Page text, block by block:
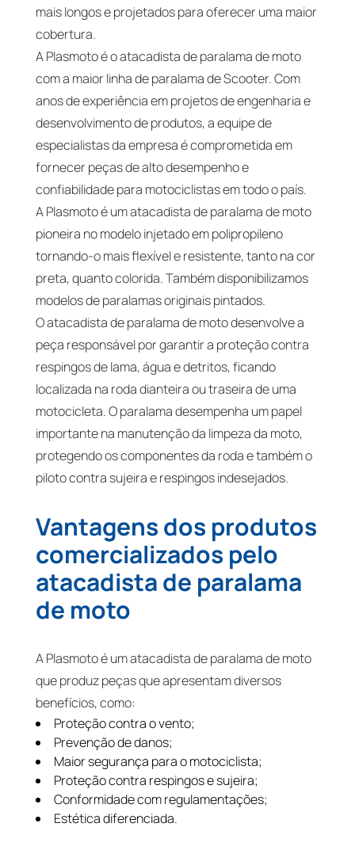
mais longos e projetados para oferecer uma maior
cobertura.
A Plasmoto é o atacadista de paralama de moto
com a maior linha de paralama de Scooter. Com
anos de experiência em projetos de engenharia e
desenvolvimento de produtos, a equipe de
especialistas da empresa é comprometida em
fornecer peças de alto desempenho e
confiabilidade para motociclistas em todo o país.
A Plasmoto é um atacadista de paralama de moto
pioneira no modelo injetado em polipropileno
tornando-o mais flexível e resistente, tanto na cor
preta, quanto colorida. Também disponibilizamos
modelos de paralamas originais pintados.
O atacadista de paralama de moto desenvolve a
peça responsável por garantir a proteção contra
respingos de lama, água e detritos, ficando
localizada na roda dianteira ou traseira de uma
motocicleta. O paralama desempenha um papel
importante na manutenção da limpeza da moto,
protegendo os componentes da roda e também o
piloto contra sujeira e respingos indesejados.
Vantagens dos produtos
comercializados pelo
atacadista de paralama
de moto
A Plasmoto é um atacadista de paralama de moto
que produz peças que apresentam diversos
benefícios, como:
Proteção contra o vento;
Prevenção de danos;
Maior segurança para o motociclista;
Proteção contra respingos e sujeira;
Conformidade com regulamentações;
Estética diferenciada.